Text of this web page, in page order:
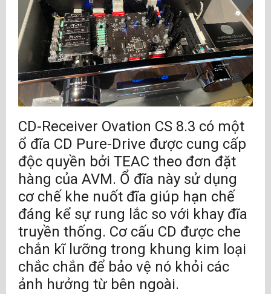
CD-Receiver Ovation CS 8.3 có một
ổ đĩa CD Pure-Drive được cung cấp
độc quyền bởi TEAC theo đơn đặt
hàng của AVM. Ổ đĩa này sử dụng
cơ chế khe nuốt đĩa giúp hạn chế
đáng kể sự rung lắc so với khay đĩa
truyền thống. Cơ cấu CD được che
chắn kĩ lưỡng trong khung kim loại
chắc chắn để bảo vệ nó khỏi các
ảnh hưởng từ bên ngoài.